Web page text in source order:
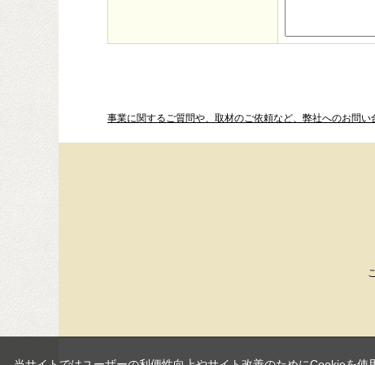
事業に関するご質問や、取材のご依頼など、弊社へのお問